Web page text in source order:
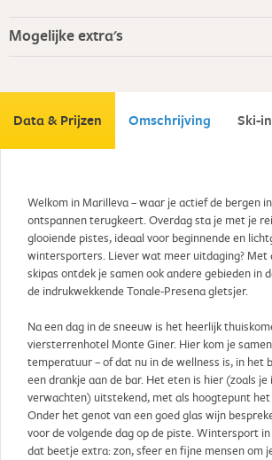
Mogelijke extra's
Data & Prijzen Omschrijving Ski-
Welkom in Marilleva – waar je actief de bergen
ontspannen terugkeert. Overdag sta je met je
glooiende pistes, ideaal voor beginnende en
wintersporters. Liever wat meer uitdaging? Met
skipas ontdek je samen ook andere gebieden in
de indrukwekkende Tonale-Presena gletsjer.
Na een dag in de sneeuw is het heerlijk
viersterrenhotel Monte Giner. Hier kom je
temperatuur – of dat nu in de wellness is, in het
een drankje aan de bar. Het eten is hier (zoals je
verwachten) uitstekend, met als hoogtepunt
Onder het genot van een goed glas wijn
voor de volgende dag op de piste. Wintersport
dat beetje extra: zon, sfeer en fijne mensen om